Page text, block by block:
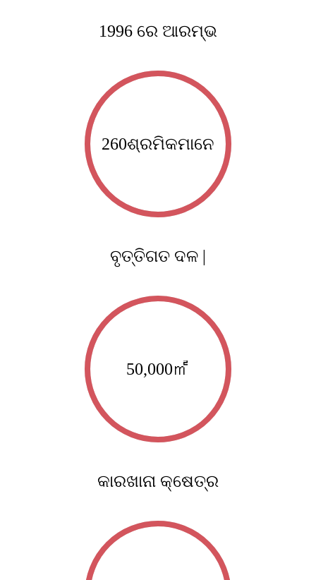
1996 ରେ ଆରମ୍ଭ
260ଶ୍ରମିକମାନେ
ବୃତ୍ତିଗତ ଦଳ |
50,000㎡
କାରଖାନା କ୍ଷେତ୍ର